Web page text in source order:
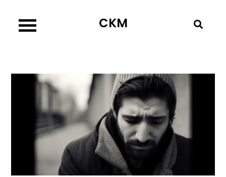
content
CKM